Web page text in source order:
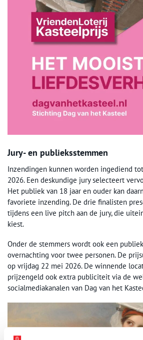
Jury- en publieksstemmen
Inzendingen kunnen worden ingediend
2026. Een deskundige jury selecteert
Het publiek van 18 jaar en ouder kan
favoriete inzending. De drie finalisten
tijdens een live pitch aan de jury, die
kiest.
Onder de stemmers wordt ook een
overnachting voor twee personen. De
op vrijdag 22 mei 2026. De winnende
prijzengeld ook extra publiciteit via de
socialmediakanalen van Dag van het